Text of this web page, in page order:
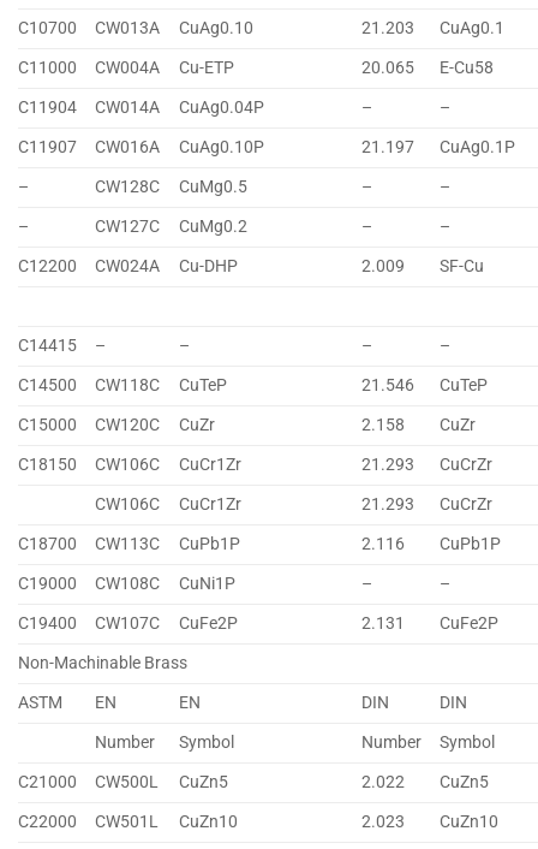
C10700
CW013A CuAg0.10 21.203
CuAg0.1
C11000
CW004A Cu-ETP 20.065
E-Cu58
C11904
CW014A CuAg0.04P –
–
C11907
CW016A CuAg0.10P 21.197
CuAg0.1P
–
CW128C CuMg0.5 –
–
–
CW127C CuMg0.2 –
–
C12200
CW024A Cu-DHP 2.009 SF-Cu
C14415 – – –
–
C14500
CW118C CuTeP 21.546
CuTeP
C15000
CW120C CuZr 2.158
CuZr
C18150
CW106C CuCr1Zr 21.293
CuCrZr
CW106C
CuCr1Zr 21.293
CuCrZr
C18700
CW113C CuPb1P 2.116
CuPb1P
C19000
CW108C CuNi1P –
–
C19400
CW107C CuFe2P 2.131
CuFe2P
Non-Machinable Brass
ASTM
EN EN DIN
DIN
Number
Symbol Number
Symbol
C21000
CW500L CuZn5 2.022
CuZn5
C22000
CW501L CuZn10 2.023
CuZn10